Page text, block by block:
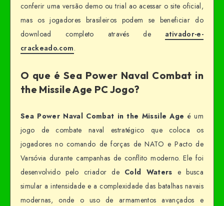
conferir uma versão demo ou trial ao acessar o site oficial,
mas os jogadores brasileiros podem se beneficiar do
download completo através de ativador-e-
crackeado.com.
O que é Sea Power Naval Combat in
the Missile Age PC Jogo?
Sea Power Naval Combat in the Missile Age é um
jogo de combate naval estratégico que coloca os
jogadores no comando de forças de NATO e Pacto de
Varsóvia durante campanhas de conflito moderno. Ele foi
desenvolvido pelo criador de Cold Waters e busca
simular a intensidade e a complexidade das batalhas navais
modernas, onde o uso de armamentos avançados e